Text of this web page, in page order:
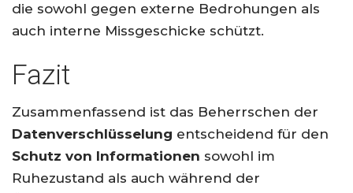
die sowohl gegen externe Bedrohungen als
auch interne Missgeschicke schützt.
Fazit
Zusammenfassend ist das Beherrschen der
Datenverschlüsselung entscheidend für den
Schutz von Informationen sowohl im
Ruhezustand als auch während der